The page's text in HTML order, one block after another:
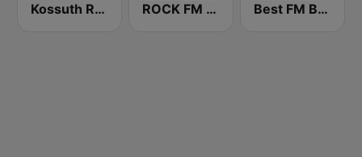
Kossuth Rádió ROCK FM 103.9 Best FM Budapest